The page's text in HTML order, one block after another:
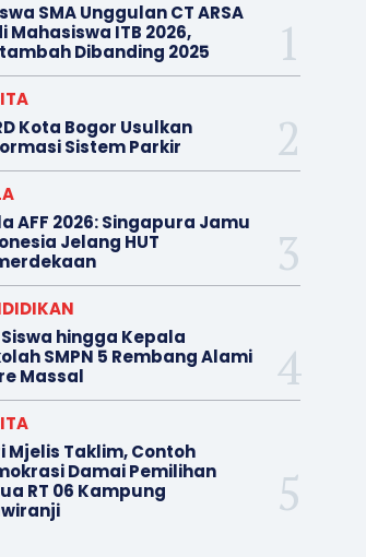
SMA Unggulan CT ARSA
Mahasiswa ITB 2026,
Dibanding 2025
Kota Bogor Usulkan
Sistem Parkir
AFF 2026: Singapura Jamu
Jelang HUT
Siswa hingga Kepala
SMPN 5 Rembang Alami
Massal
Mjelis Taklim, Contoh
Damai Pemilihan
RT 06 Kampung